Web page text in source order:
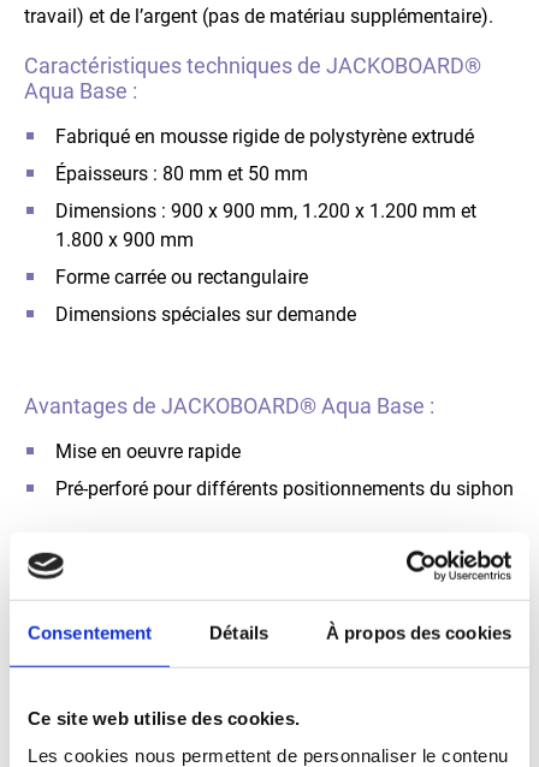
Consentement Détails À propos des cookies
Ce site web utilise des cookies.
Les cookies nous permettent de personnaliser le contenu
travail) et de l’argent (pas de matériau supplémentaire).
Caractéristiques techniques de JACKOBOARD®
Aqua Base :
Fabriqué en mousse rigide de polystyrène extrudé
Épaisseurs : 80 mm et 50 mm
Dimensions : 900 x 900 mm, 1.200 x 1.200 mm et
1.800 x 900 mm
Forme carrée ou rectangulaire
Dimensions spéciales sur demande
Avantages de JACKOBOARD® Aqua Base :
Mise en oeuvre rapide
Pré-perforé pour différents positionnements du siphon
Solution idéale :
Pour amener le receveur de douche JACKOBOARD®
remplissage